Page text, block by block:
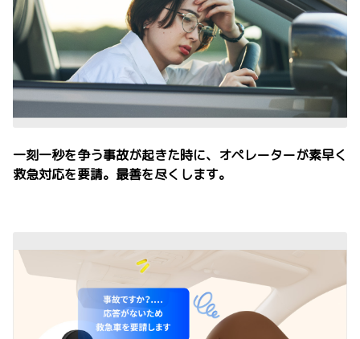
一刻一秒を争う事故が起きた時に、オペレーターが素早く
救急対応を要請。最善を尽くします。